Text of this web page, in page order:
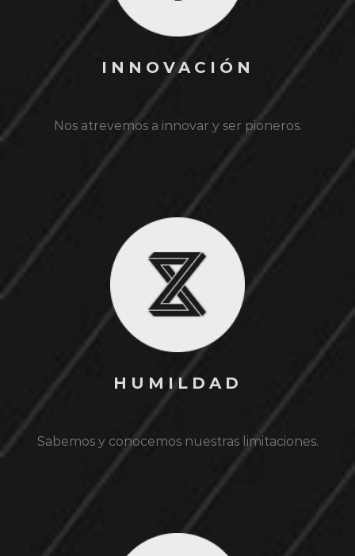
INNOVACIÓN
Nos atrevemos a innovar y ser pioneros.
HUMILDAD
Sabemos y conocemos nuestras limitaciones.